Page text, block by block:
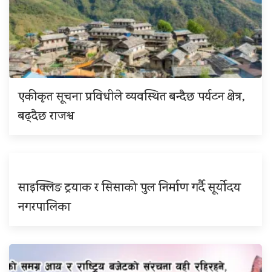
एकीकृत सूचना प्रविधीले व्यवस्थित बन्दैछ पर्यटन क्षेत्र,
बढ्दैछ राजश्व
साइक्लिङ ट्रयाक र सिसाको पुल निर्माण गर्दै सूर्योदय
नगरपालिका